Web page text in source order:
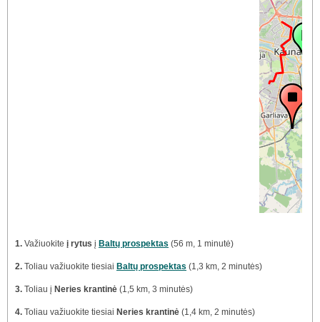
1. Važiuokite į rytus į Baltų prospektas (56 m, 1 minutė)
2. Toliau važiuokite tiesiai Baltų prospektas (1,3 km, 2 minutės)
3. Toliau į Neries krantinė (1,5 km, 3 minutės)
4. Toliau važiuokite tiesiai Neries krantinė (1,4 km, 2 minutės)